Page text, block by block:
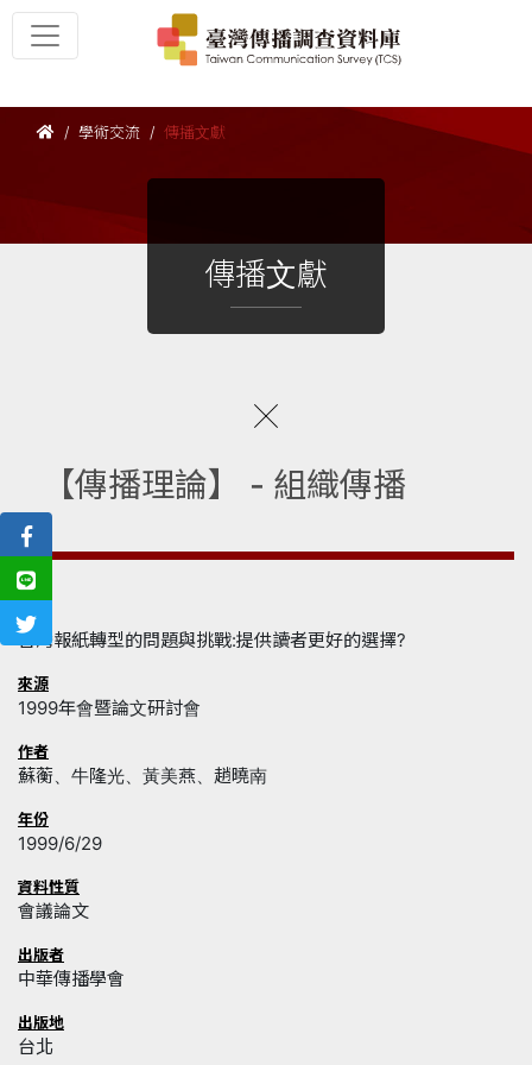
學術交流 傳播文獻
傳播文獻
【傳播理論】 - 組織傳播
名稱
台灣報紙轉型的問題與挑戰:提供讀者更好的選擇?
來源
1999年會暨論文研討會
作者
蘇蘅、牛隆光、黃美燕、趙曉南
年份
1999/6/29
資料性質
會議論文
出版者
中華傳播學會
出版地
台北